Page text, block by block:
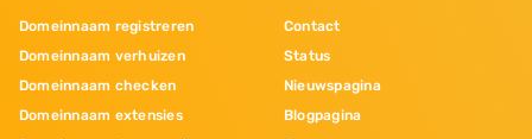
Domeinnaam registreren
Domeinnaam verhuizen
Domeinnaam checken
Domeinnaam extensies
Contact
Status
Nieuwspagina
Blogpagina